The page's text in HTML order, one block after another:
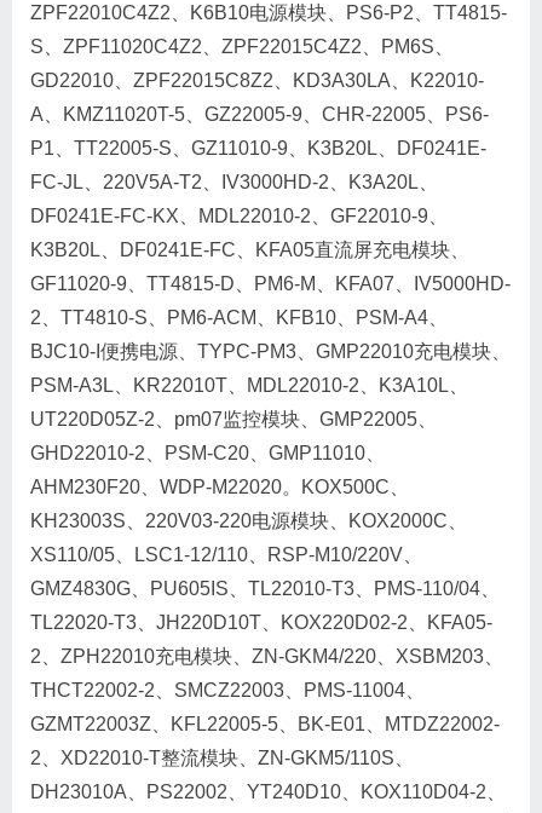
ZPF22010C4Z2、K6B10电源模块、PS6-P2、TT4815-
S、ZPF11020C4Z2、ZPF22015C4Z2、PM6S、
GD22010、ZPF22015C8Z2、KD3A30LA、K22010-
A、KMZ11020T-5、GZ22005-9、CHR-22005、PS6-
P1、TT22005-S、GZ11010-9、K3B20L、DF0241E-
FC-JL、220V5A-T2、IV3000HD-2、K3A20L、
DF0241E-FC-KX、MDL22010-2、GF22010-9、
K3B20L、DF0241E-FC、KFA05直流屏充电模块、
GF11020-9、TT4815-D、PM6-M、KFA07、IV5000HD-
2、TT4810-S、PM6-ACM、KFB10、PSM-A4、
BJC10-I便携电源、TYPC-PM3、GMP22010充电模块、
PSM-A3L、KR22010T、MDL22010-2、K3A10L、
UT220D05Z-2、pm07监控模块、GMP22005、
GHD22010-2、PSM-C20、GMP11010、
AHM230F20、WDP-M22020。KOX500C、
KH23003S、220V03-220电源模块、KOX2000C、
XS110/05、LSC1-12/110、RSP-M10/220V、
GMZ4830G、PU605IS、TL22010-T3、PMS-110/04、
TL22020-T3、JH220D10T、KOX220D02-2、KFA05-
2、ZPH22010充电模块、ZN-GKM4/220、XSBM203、
THCT22002-2、SMCZ22003、PMS-11004、
GZMT22003Z、KFL22005-5、BK-E01、MTDZ22002-
2、XD22010-T整流模块、ZN-GKM5/110S、
DH23010A、PS22002、YT240D10、KOX110D04-2、